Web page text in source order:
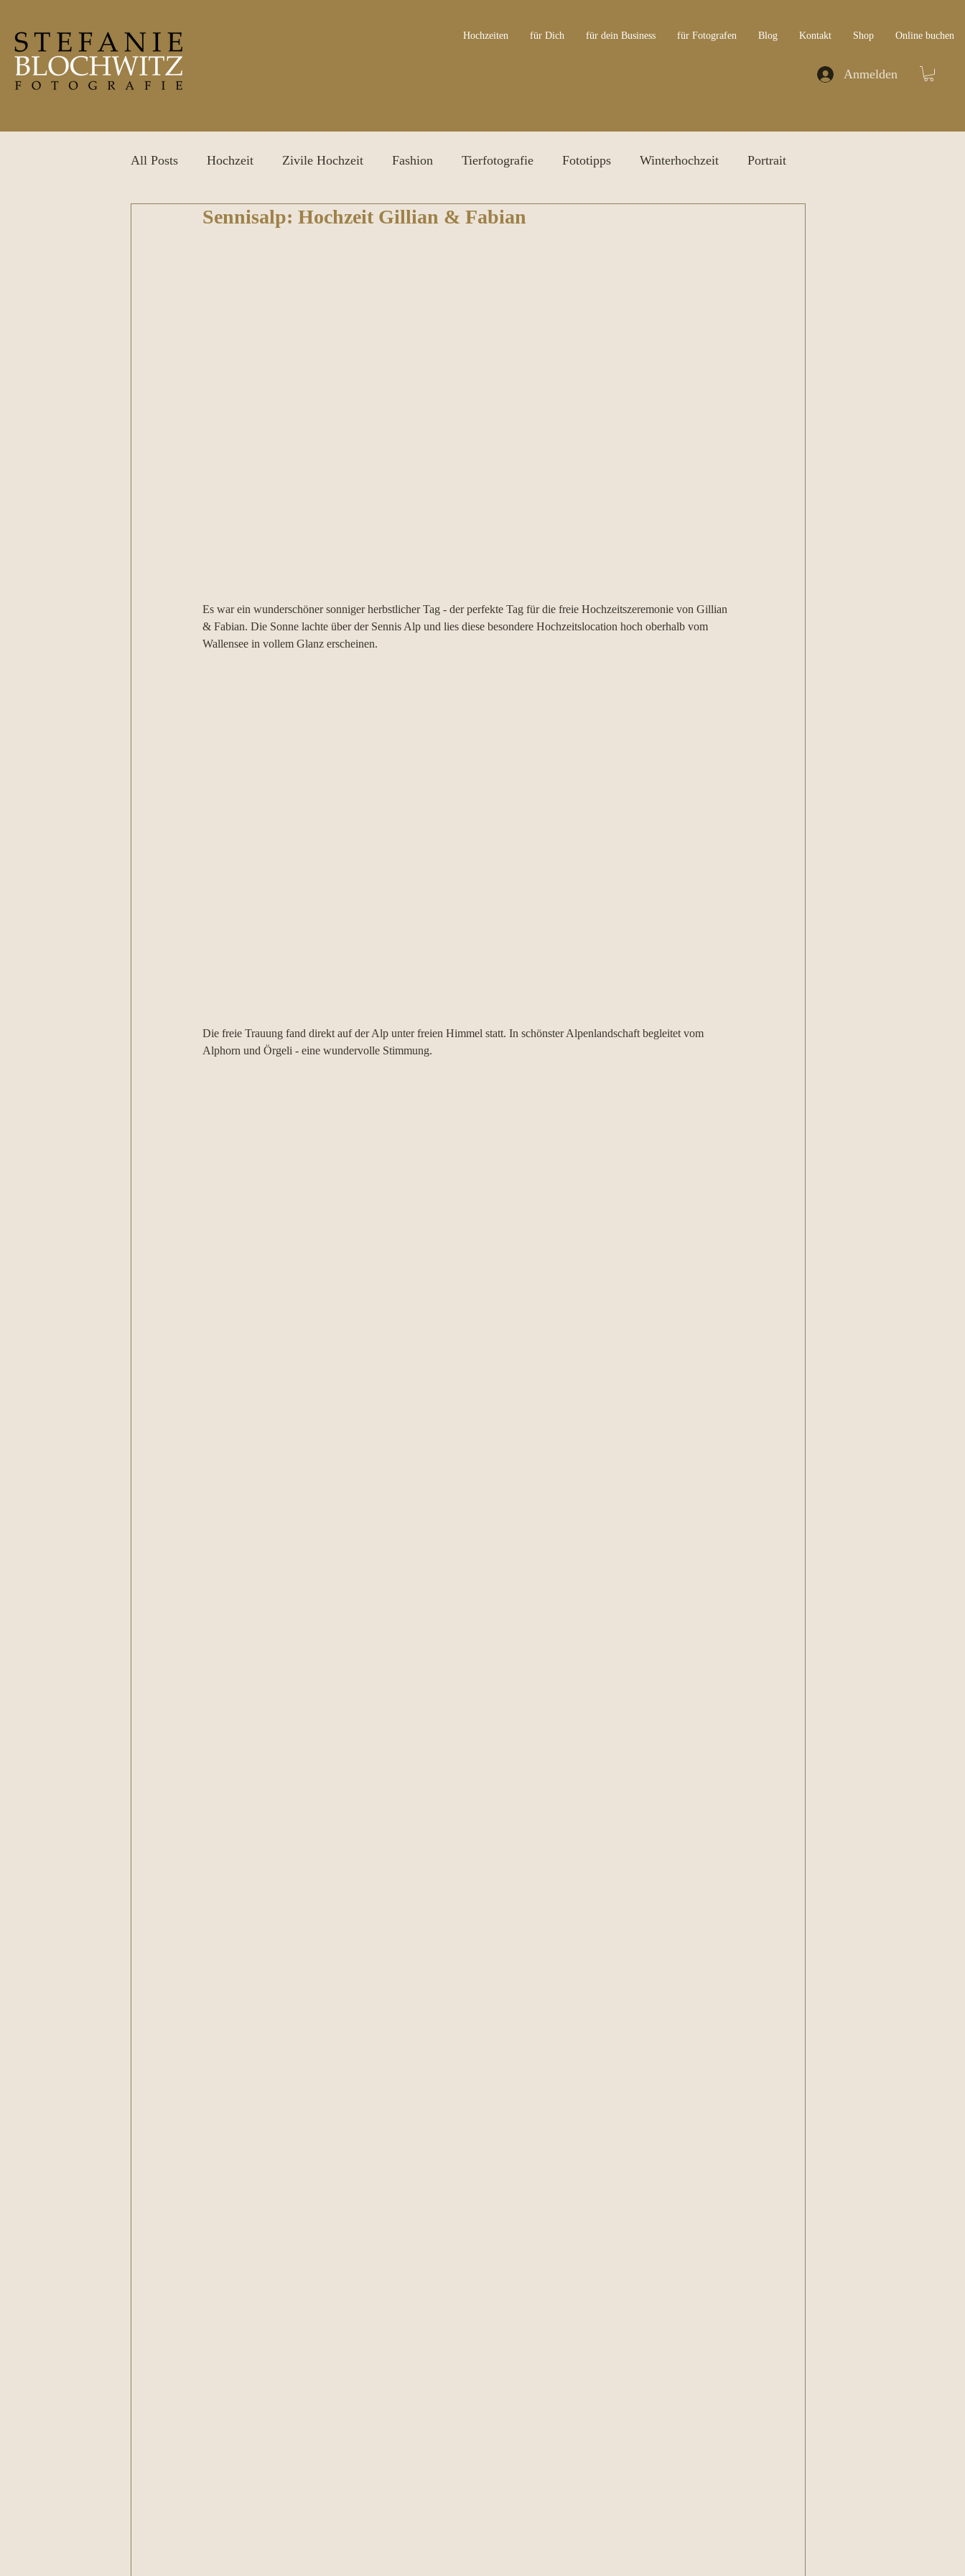
Hochzeiten für Dich für dein Business für Fotografen Blog Kontakt Shop Online buchen
Anmelden
All Posts Hochzeit Zivile Hochzeit Fashion Tierfotografie Fototipps Winterhochzeit Portrait
After Wedding Shooting Personal Branding Shooting Irisfotografie
Sennisalp: Hochzeit Gillian & Fabian
Es war ein wunderschöner sonniger herbstlicher Tag - der perfekte Tag für die freie Hochzeitszeremonie von Gillian
& Fabian. Die Sonne lachte über der Sennis Alp und lies diese besondere Hochzeitslocation hoch oberhalb vom
Wallensee in vollem Glanz erscheinen.
Die freie Trauung fand direkt auf der Alp unter freien Himmel statt. In schönster Alpenlandschaft begleitet vom
Alphorn und Örgeli - eine wundervolle Stimmung.